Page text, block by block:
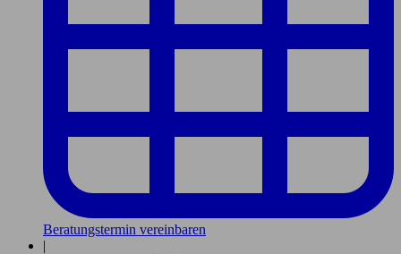
Beratungstermin vereinbaren
|